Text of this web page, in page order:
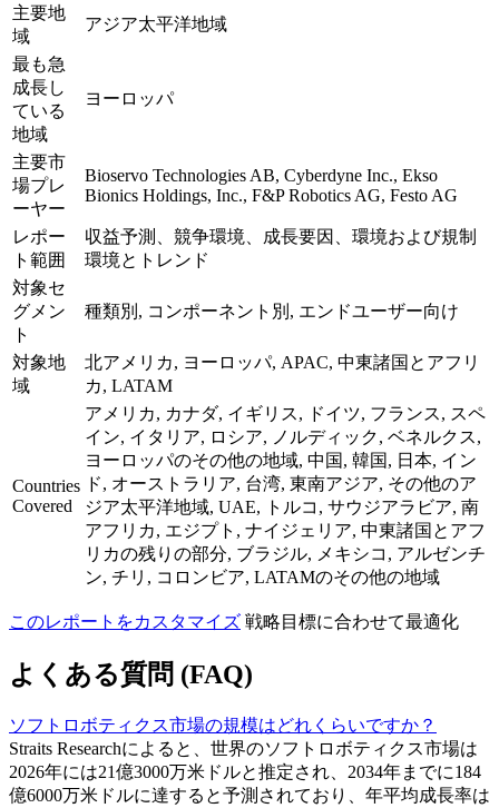
主要地
域
アジア太平洋地域
最も急
成長し
ている
地域
ヨーロッパ
主要市
場プレ
ーヤー
Bioservo Technologies AB, Cyberdyne Inc., Ekso
Bionics Holdings, Inc., F&P Robotics AG, Festo AG
レポー
ト範囲
収益予測、競争環境、成長要因、環境および規制
環境とトレンド
対象セ
グメン
ト
種類別, コンポーネント別, エンドユーザー向け
対象地
域
北アメリカ, ヨーロッパ, APAC, 中東諸国とアフリ
カ, LATAM
Countries
Covered
アメリカ, カナダ, イギリス, ドイツ, フランス, スペ
イン, イタリア, ロシア, ノルディック, ベネルクス,
ヨーロッパのその他の地域, 中国, 韓国, 日本, イン
ド, オーストラリア, 台湾, 東南アジア, その他のア
ジア太平洋地域, UAE, トルコ, サウジアラビア, 南
アフリカ, エジプト, ナイジェリア, 中東諸国とアフ
リカの残りの部分, ブラジル, メキシコ, アルゼンチ
ン, チリ, コロンビア, LATAMのその他の地域
このレポートをカスタマイズ 戦略目標に合わせて最適化
よくある質問 (FAQ)
ソフトロボティクス市場の規模はどれくらいですか？
Straits Researchによると、世界のソフトロボティクス市場は
2026年には21億3000万米ドルと推定され、2034年までに184
億6000万米ドルに達すると予測されており、年平均成長率は